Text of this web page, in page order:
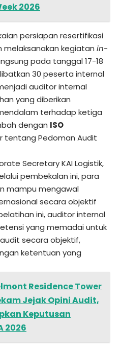
2026
persiapan resertifikasi
melaksanakan kegiatan in-
pada tanggal 17-18
30 peserta internal
auditor internal
yang diberikan
terhadap ketiga
dengan ISO
tentang Pedoman Audit
Secretary KAI Logistik,
pembekalan ini, para
mampu mengawal
secara objektif
ini, auditor internal
yang memadai untuk
secara objektif,
ketentuan yang
Residence Tower
Jejak Opini Audit,
Keputusan
2026